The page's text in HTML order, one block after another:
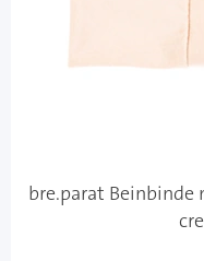
bre.parat Beinbinde